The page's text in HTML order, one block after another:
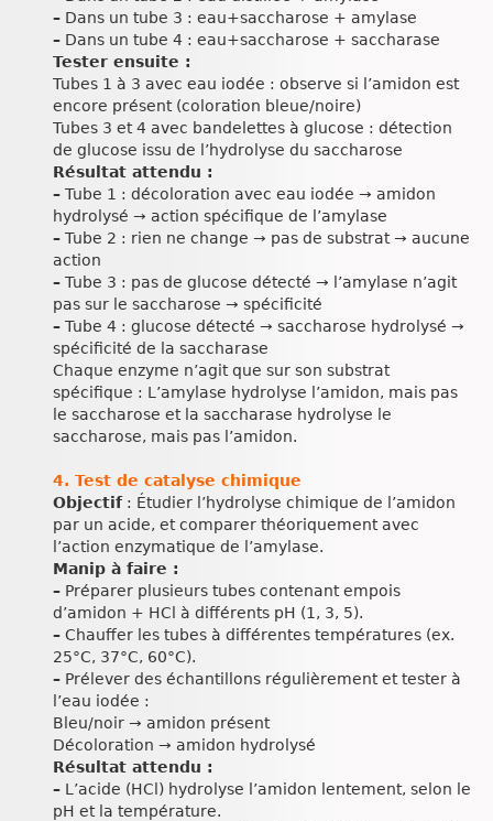
– Dans un tube 3 : eau+saccharose + amylase
– Dans un tube 4 : eau+saccharose + saccharase
Tester ensuite :
Tubes 1 à 3 avec eau iodée : observe si l’amidon est
encore présent (coloration bleue/noire)
Tubes 3 et 4 avec bandelettes à glucose : détection
de glucose issu de l’hydrolyse du saccharose
Résultat attendu :
– Tube 1 : décoloration avec eau iodée → amidon
hydrolysé → action spécifique de l’amylase
– Tube 2 : rien ne change → pas de substrat → aucune
action
– Tube 3 : pas de glucose détecté → l’amylase n’agit
pas sur le saccharose → spécificité
– Tube 4 : glucose détecté → saccharose hydrolysé →
spécificité de la saccharase
Chaque enzyme n’agit que sur son substrat
spécifique : L’amylase hydrolyse l’amidon, mais pas
le saccharose et la saccharase hydrolyse le
saccharose, mais pas l’amidon.
4. Test de catalyse chimique
Objectif: Étudier l’hydrolyse chimique de l’amidon
par un acide, et comparer théoriquement avec
l’action enzymatique de l’amylase.
Manip à faire :
– Préparer plusieurs tubes contenant empois
d’amidon + HCl à différents pH (1, 3, 5).
– Chauffer les tubes à différentes températures (ex.
25°C, 37°C, 60°C).
– Prélever des échantillons régulièrement et tester à
l’eau iodée :
Bleu/noir → amidon présent
Décoloration → amidon hydrolysé
Résultat attendu :
– L’acide (HCl) hydrolyse l’amidon lentement, selon le
pH et la température.